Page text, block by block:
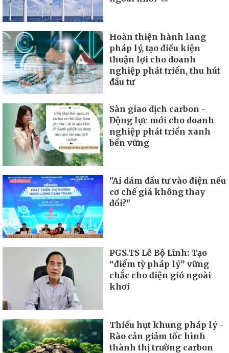
Hoàn thiện hành lang
pháp lý, tạo điều kiện
thuận lợi cho doanh
nghiệp phát triển, thu hút
đầu tư
Sàn giao dịch carbon -
Động lực mới cho doanh
nghiệp phát triển xanh
bền vững
"Ai dám đầu tư vào điện nếu
cơ chế giá không thay
đổi?"
PGS.TS Lê Bộ Lĩnh: Tạo
“điểm tỳ pháp lý” vững
chắc cho điện gió ngoài
khơi
Thiếu hụt khung pháp lý -
Rào cản giảm tốc hình
thành thị trường carbon